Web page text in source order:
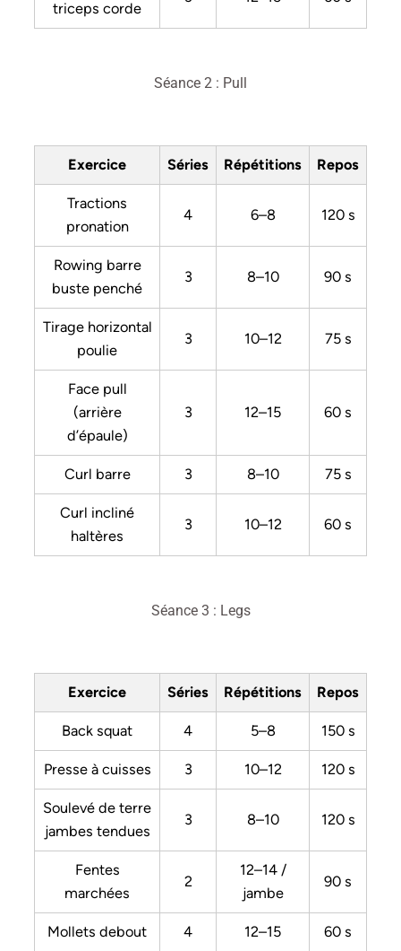
triceps corde
Séance 2 : Pull
Exercice Séries Répétitions Repos
Tractions
pronation
4 6–8 120 s
Rowing barre
buste penché
3 8–10 90 s
Tirage horizontal
poulie
3 10–12 75 s
Face pull
(arrière
d’épaule)
3 12–15 60 s
Curl barre 3 8–10 75 s
Curl incliné
haltères
3 10–12 60 s
Séance 3 : Legs
Exercice Séries Répétitions Repos
Back squat 4 5–8 150 s
Presse à cuisses 3 10–12 120 s
Soulevé de terre
jambes tendues
3 8–10 120 s
Fentes
marchées
2
12–14 /
jambe
90 s
Mollets debout 4 12–15 60 s